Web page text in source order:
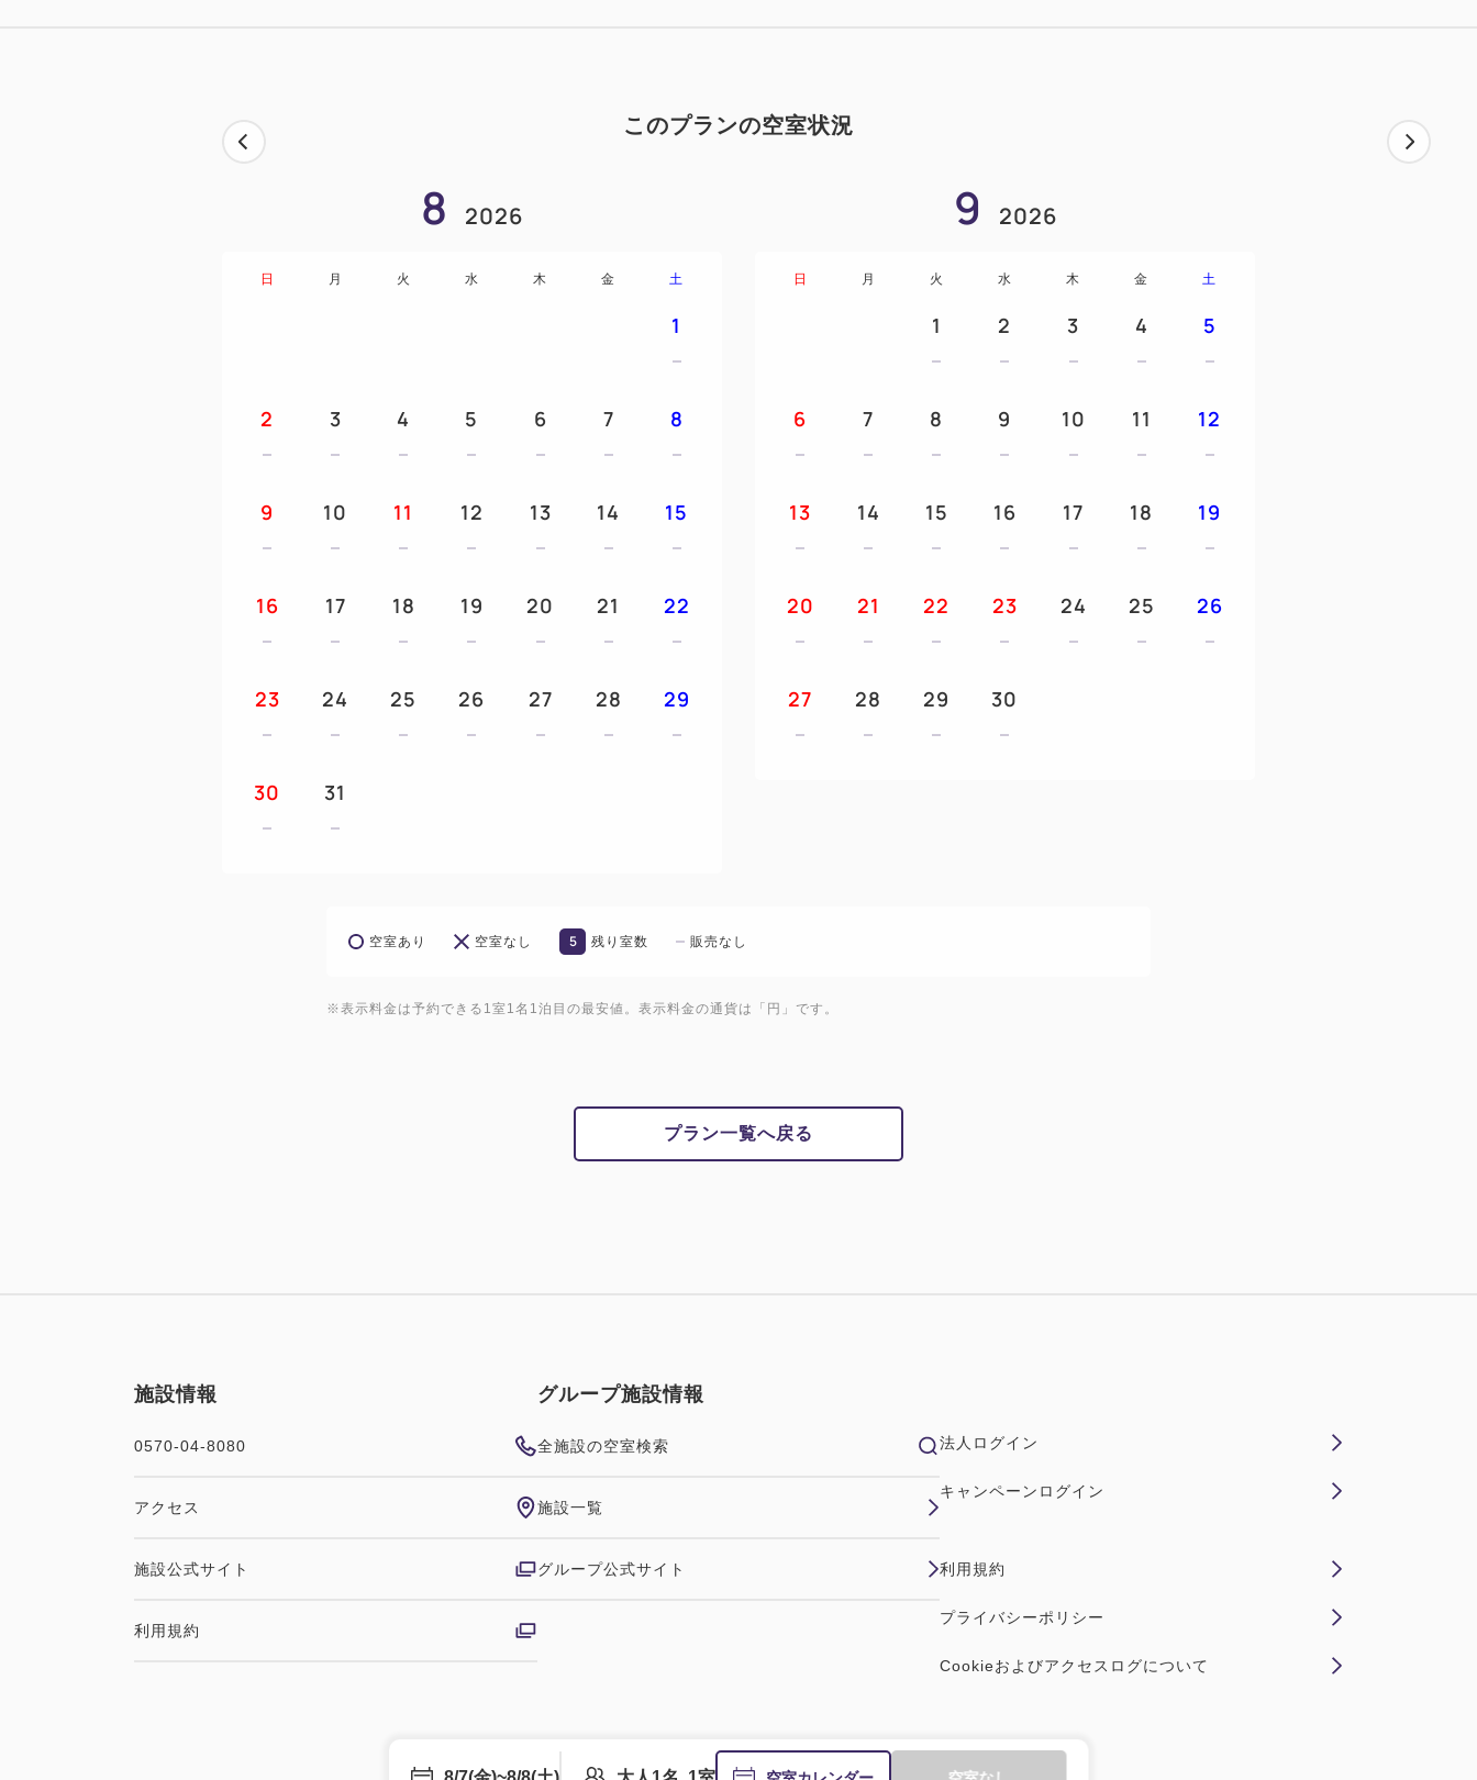
た、コーヒーや紅茶を楽しめるティーセットを備え、優雅なティータイ
でも安心してゆったりとしたバスタイムをお過ごしいただけます。装い
も新たになった空間で、思い出に残るひとときをお過ごしください。
【グランヴィア プレミアム・ブレックファストのご案内】
お野菜や、様々な種類のブレッド、北海道産バターなど、素材や産地に
トメニューはできたてをお席までお持ちいたします。
このプランの空室状況
8 2026
日 月 火 水 木 金 土
1
2 3 4 5 6 7 8
9 10 11 12 13 14 15
16 17 18 19 20 21 22
23 24 25 26 27 28 29
30 31
9 2026
日 月 火 水 木 金 土
1 2 3 4 5
6 7 8 9 10 11 12
13 14 15 16 17 18 19
20 21 22 23 24 25 26
27 28 29 30
空室あり 空室なし 5 残り室数 販売なし
※表示料金は予約できる1室1名1泊目の最安値。表示料金の通貨は「円」です。
プラン一覧へ戻る
施設情報
0570-04-8080
アクセス
施設公式サイト
利用規約
グループ施設情報
全施設の空室検索
施設一覧
グループ公式サイト
法人ログイン
キャンペーンログイン
利用規約
プライバシーポリシー
Cookieおよびアクセスログについて